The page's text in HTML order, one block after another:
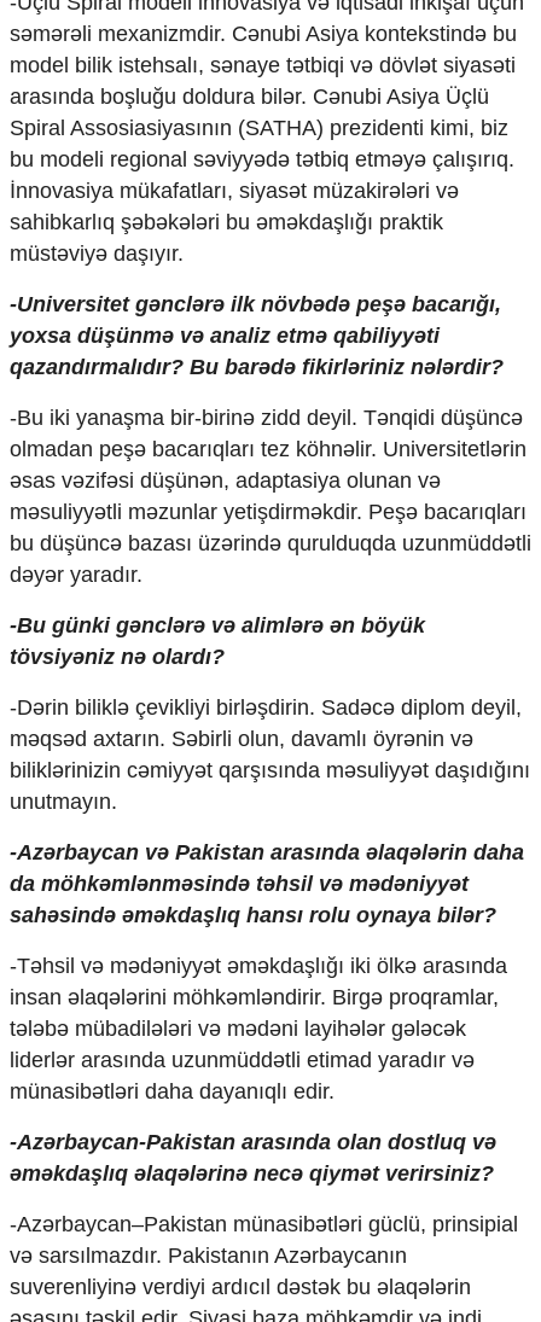
səmərəli mexanizmdir. Cənubi Asiya kontekstində bu
model bilik istehsalı, sənaye tətbiqi və dövlət siyasəti
arasında boşluğu doldura bilər. Cənubi Asiya Üçlü
Spiral Assosiasiyasının (SATHA) prezidenti kimi, biz
bu modeli regional səviyyədə tətbiq etməyə çalışırıq.
İnnovasiya mükafatları, siyasət müzakirələri və
sahibkarlıq şəbəkələri bu əməkdaşlığı praktik
müstəviyə daşıyır.
-Universitet gənclərə ilk növbədə peşə bacarığı,
yoxsa düşünmə və analiz etmə qabiliyyəti
qazandırmalıdır? Bu barədə fikirləriniz nələrdir?
-Bu iki yanaşma bir-birinə zidd deyil. Tənqidi düşüncə
olmadan peşə bacarıqları tez köhnəlir. Universitetlərin
əsas vəzifəsi düşünən, adaptasiya olunan və
məsuliyyətli məzunlar yetişdirməkdir. Peşə bacarıqları
bu düşüncə bazası üzərində qurulduqda uzunmüddətli
dəyər yaradır.
-Bu günki gənclərə və alimlərə ən böyük
tövsiyəniz nə olardı?
-Dərin biliklə çevikliyi birləşdirin. Sadəcə diplom deyil,
məqsəd axtarın. Səbirli olun, davamlı öyrənin və
biliklərinizin cəmiyyət qarşısında məsuliyyət daşıdığını
unutmayın.
-Azərbaycan və Pakistan arasında əlaqələrin daha
da möhkəmlənməsində təhsil və mədəniyyət
sahəsində əməkdaşlıq hansı rolu oynaya bilər?
-Təhsil və mədəniyyət əməkdaşlığı iki ölkə arasında
insan əlaqələrini möhkəmləndirir. Birgə proqramlar,
tələbə mübadilələri və mədəni layihələr gələcək
liderlər arasında uzunmüddətli etimad yaradır və
münasibətləri daha dayanıqlı edir.
-Azərbaycan-Pakistan arasında olan dostluq və
əməkdaşlıq əlaqələrinə necə qiymət verirsiniz?
-Azərbaycan–Pakistan münasibətləri güclü, prinsipial
və sarsılmazdır. Pakistanın Azərbaycanın
suverenliyinə verdiyi ardıcıl dəstək bu əlaqələrin